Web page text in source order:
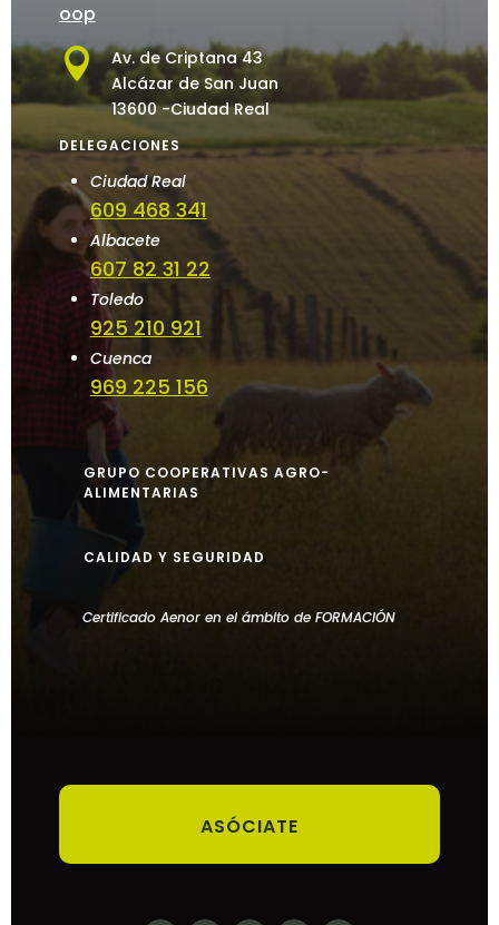
oop

Av. de Criptana 43
Alcázar de San Juan
13600 -Ciudad Real
DELEGACIONES
Ciudad Real
609 468 341
Albacete
607 82 31 22
Toledo
925 210 921
Cuenca
969 225 156
GRUPO COOPERATIVAS AGRO-
ALIMENTARIAS
CALIDAD Y SEGURIDAD
Certificado Aenor en el ámbito de FORMACIÓN
ASÓCIATE